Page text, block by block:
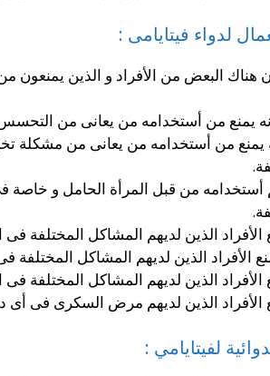
لدواء فيتايامى :
هناك البعض من الأفراد و الذين يمنعون
يمنع من أستخدامه من يعانى من
يمنع من أستخدامه من يعانى من مشكلة
أستخدامه من قبل المرأة الحامل و
الأفراد الذين لديهم المشاكل المختلفة
الأفراد الذين لديهم المشاكل
الأفراد الذين لديهم المشاكل المختلفة
الأفراد الذين لديهم مرض السكرى فى
لفيتايامي :